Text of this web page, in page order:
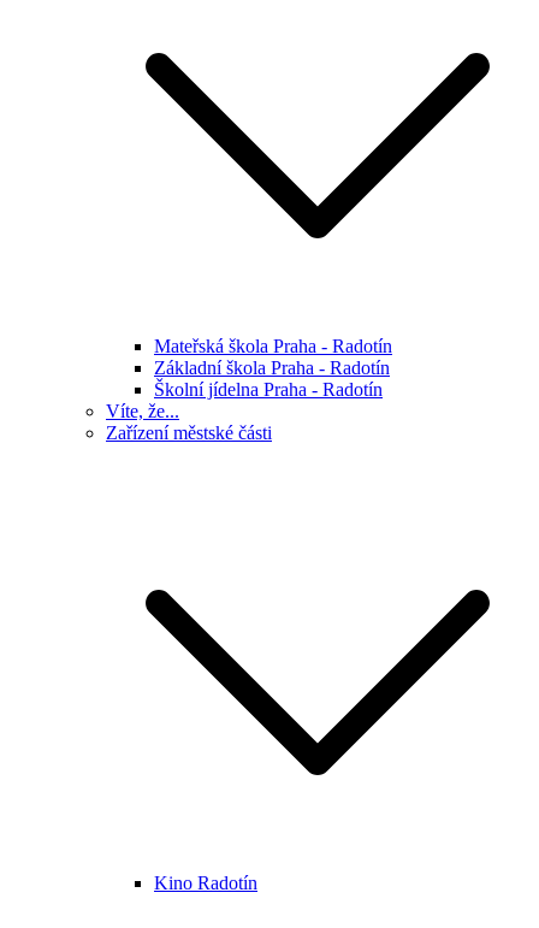
Mateřská škola Praha - Radotín
Základní škola Praha - Radotín
Školní jídelna Praha - Radotín
Víte, že...
Zařízení městské části
Kino Radotín